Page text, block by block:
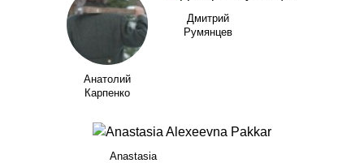
Анатолий
Карпенко
Дмитрий
Румянцев
Anastasia